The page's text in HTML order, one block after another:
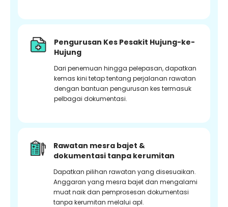
Pengurusan Kes Pesakit Hujung-ke-
Hujung
Dari penemuan hingga pelepasan, dapatkan
kemas kini tetap tentang perjalanan rawatan
dengan bantuan pengurusan kes termasuk
pelbagai dokumentasi.
Rawatan mesra bajet &
dokumentasi tanpa kerumitan
Dapatkan pilihan rawatan yang disesuaikan.
Anggaran yang mesra bajet dan mengalami
muat naik dan pemprosesan dokumentasi
tanpa kerumitan melalui apl.